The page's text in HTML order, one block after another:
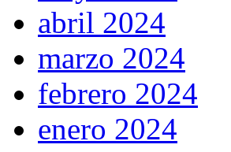
abril 2024
marzo 2024
febrero 2024
enero 2024